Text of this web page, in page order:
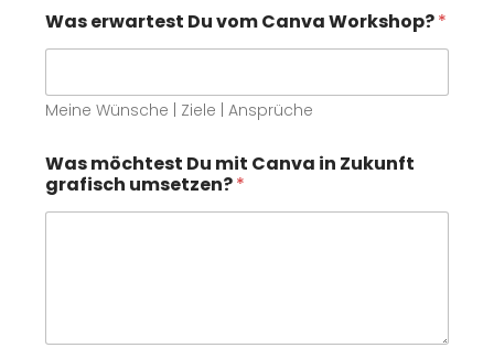
Was erwartest Du vom Canva Workshop?*
Meine Wünsche | Ziele | Ansprüche
Was möchtest Du mit Canva in Zukunft
grafisch umsetzen?*